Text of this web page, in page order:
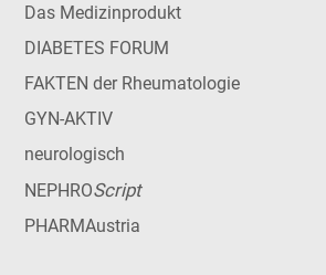
Das Medizinprodukt
DIABETES FORUM
FAKTEN der Rheumatologie
GYN-AKTIV
neurologisch
NEPHROScript
PHARMAustria